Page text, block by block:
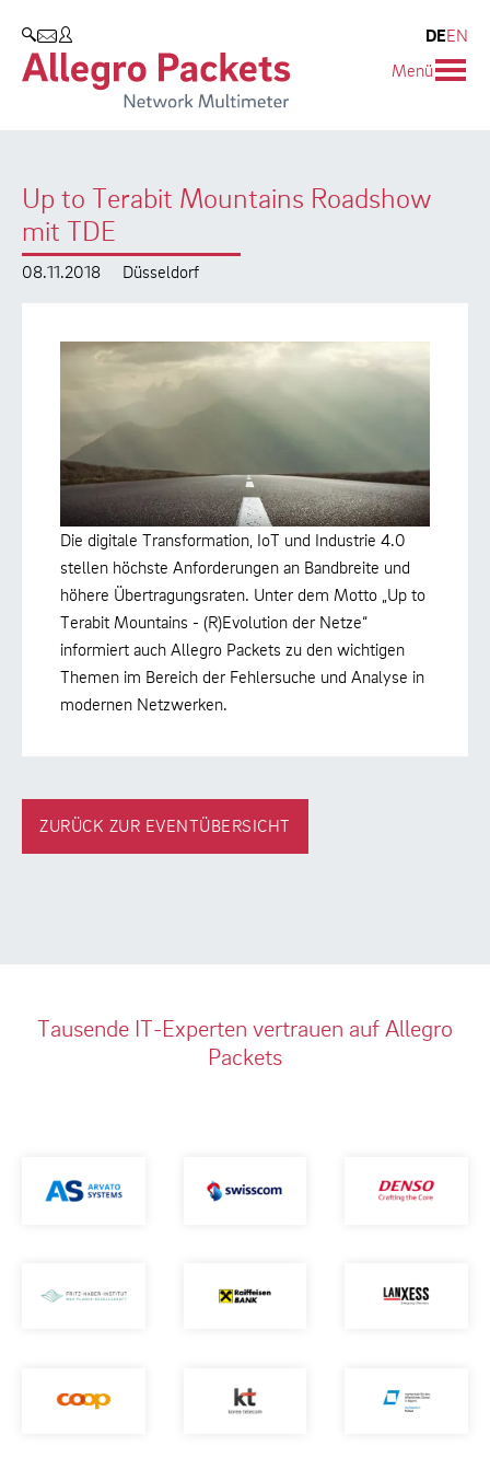
SUCHEN
DEEN
Menü
Up to Terabit Mountains Roadshow
mit TDE
08.11.2018 Düsseldorf
Die digitale Transformation, IoT und Industrie 4.0
stellen höchste Anforderungen an Bandbreite und
höhere Übertragungsraten. Unter dem Motto „Up to
Terabit Mountains - (R)Evolution der Netze“
informiert auch Allegro Packets zu den wichtigen
Themen im Bereich der Fehlersuche und Analyse in
modernen Netzwerken.
ZURÜCK ZUR EVENTÜBERSICHT
Tausende IT-Experten vertrauen auf Allegro
Packets
Allegro Network Multimeter
Produktübersicht
Use Cases
Whitepaper
Case Studies
Support
Produkt-Handbuch
Training
Unternehmen
Partner
Umweltschutz
Karriere